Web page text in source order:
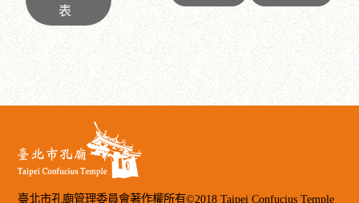
表
臺北市孔廟管理委員會著作權所有©2018 Taipei Confucius Temple